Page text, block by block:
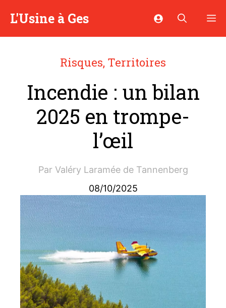
L'Usine à Ges
Risques, Territoires
Incendie : un bilan
2025 en trompe-
l’œil
Par Valéry Laramée de Tannenberg
08/10/2025